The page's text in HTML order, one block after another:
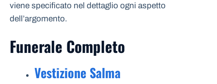
viene specificato nel dettaglio ogni aspetto
dell’argomento.
Funerale Completo
Vestizione Salma